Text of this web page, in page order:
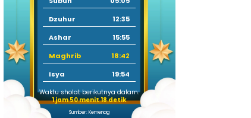
Dzuhur
12:35
Ashar
15:55
Maghrib
18:42
Isya
19:54
Waktu sholat berikutnya dalam:
1 jam 50 menit 17 detik
Sumber: Kemenag